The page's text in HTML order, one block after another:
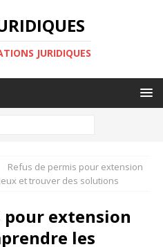
JURIDIQUES
Refus de permis pour extension
et trouver des solutions
pour extension
les